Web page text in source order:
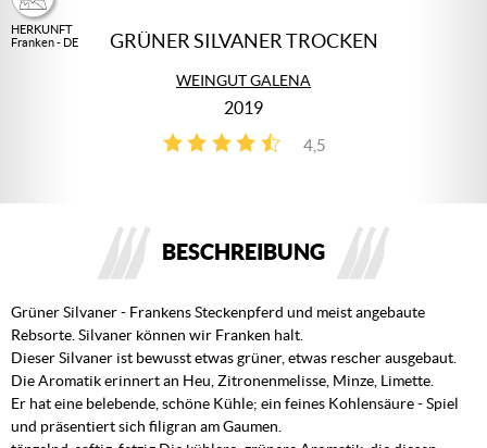
HERKUNFT
Franken - DE
GRÜNER SILVANER TROCKEN
WEINGUT GALENA
2019
4,5
2
BESCHREIBUNG
Grüner Silvaner - Frankens Steckenpferd und meist angebaute
Rebsorte. Silvaner können wir Franken halt.
Dieser Silvaner ist bewusst etwas grüner, etwas rescher ausgebaut.
Die Aromatik erinnert an Heu, Zitronenmelisse, Minze, Limette.
Er hat eine belebende, schöne Kühle; ein feines Kohlensäure - Spiel
und präsentiert sich filigran am Gaumen.